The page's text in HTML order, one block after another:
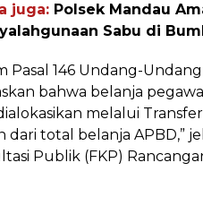
juga: Polsek Mandau
Sabu di
Pasal 146 Undang-
bahwa belanja
melalui
dari total belanja APBD,”
Publik (FKP)